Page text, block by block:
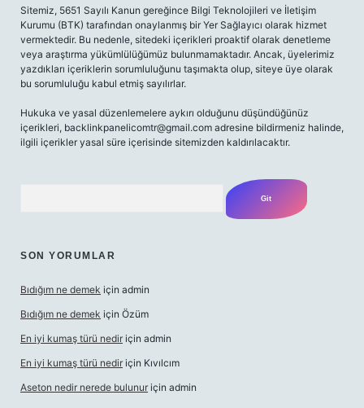
Sitemiz, 5651 Sayılı Kanun gereğince Bilgi Teknolojileri ve İletişim
Kurumu (BTK) tarafından onaylanmış bir Yer Sağlayıcı olarak hizmet
vermektedir. Bu nedenle, sitedeki içerikleri proaktif olarak denetleme
veya araştırma yükümlülüğümüz bulunmamaktadır. Ancak, üyelerimiz
yazdıkları içeriklerin sorumluluğunu taşımakta olup, siteye üye olarak
bu sorumluluğu kabul etmiş sayılırlar.
Hukuka ve yasal düzenlemelere aykırı olduğunu düşündüğünüz
içerikleri, backlinkpanelicomtr@gmail.com adresine bildirmeniz halinde,
ilgili içerikler yasal süre içerisinde sitemizden kaldırılacaktır.
SON YORUMLAR
Bıdığım ne demek için admin
Bıdığım ne demek için Özüm
En iyi kumaş türü nedir için admin
En iyi kumaş türü nedir için Kıvılcım
Aseton nedir nerede bulunur için admin